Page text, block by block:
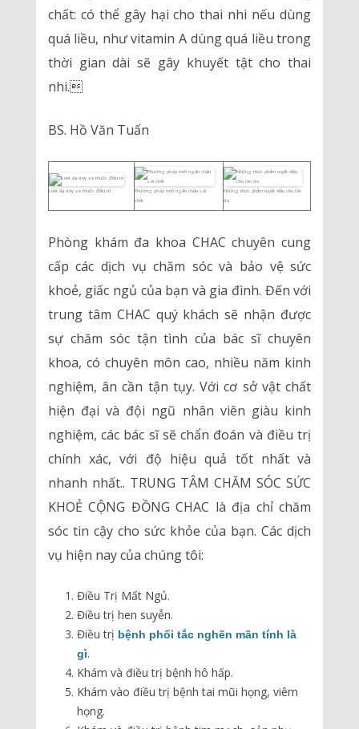
chất: có thể gây hại cho thai nhi nếu dùng
quá liều, như vitamin A dùng quá liều trong
thời gian dài sẽ gây khuyết tật cho thai
nhi.
BS. Hồ Văn Tuấn
Loét dạ dày và thuốc điều trị
Phương pháp mới ngăn chặn cái
chết
Những thực phẩm tuyệt diệu cho làn
da
Phòng khám đa khoa CHAC chuyên cung
cấp các dịch vụ chăm sóc và bảo vệ sức
khoẻ, giấc ngủ của bạn và gia đình. Đến với
trung tâm CHAC quý khách sẽ nhận được
sự chăm sóc tận tình của bác sĩ chuyên
khoa, có chuyên môn cao, nhiều năm kinh
nghiệm, ân cần tận tụy. Với cơ sở vật chất
hiện đại và đội ngũ nhân viên giàu kinh
nghiệm, các bác sĩ sẽ chẩn đoán và điều trị
chính xác, với độ hiệu quả tốt nhất và
nhanh nhất.. TRUNG TÂM CHĂM SÓC SỨC
KHOẺ CỘNG ĐỒNG CHAC là địa chỉ chăm
sóc tin cậy cho sức khỏe của bạn. Các dịch
vụ hiện nay của chúng tôi:
Điều Trị Mất Ngủ.
Điều trị hen suyễn.
Điều trị bệnh phổi tắc nghẽn mãn tính là
gì.
Khám và điều trị bệnh hô hấp.
Khám vào điều trị bệnh tai mũi họng, viêm
họng.